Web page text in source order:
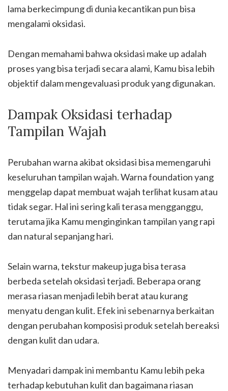
lama berkecimpung di dunia kecantikan pun bisa
mengalami oksidasi.
Dengan memahami bahwa oksidasi make up adalah
proses yang bisa terjadi secara alami, Kamu bisa lebih
objektif dalam mengevaluasi produk yang digunakan.
Dampak Oksidasi terhadap
Tampilan Wajah
Perubahan warna akibat oksidasi bisa memengaruhi
keseluruhan tampilan wajah. Warna foundation yang
menggelap dapat membuat wajah terlihat kusam atau
tidak segar. Hal ini sering kali terasa mengganggu,
terutama jika Kamu menginginkan tampilan yang rapi
dan natural sepanjang hari.
Selain warna, tekstur makeup juga bisa terasa
berbeda setelah oksidasi terjadi. Beberapa orang
merasa riasan menjadi lebih berat atau kurang
menyatu dengan kulit. Efek ini sebenarnya berkaitan
dengan perubahan komposisi produk setelah bereaksi
dengan kulit dan udara.
Menyadari dampak ini membantu Kamu lebih peka
terhadap kebutuhan kulit dan bagaimana riasan